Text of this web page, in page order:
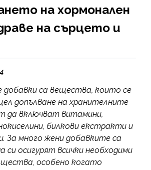
на хормонален
на сърцето и
са вещества, които се
допълване на хранителните
да включват витамини,
билкови екстракти и
За много жени добавките са
си осигурят всички необходими
особено когато